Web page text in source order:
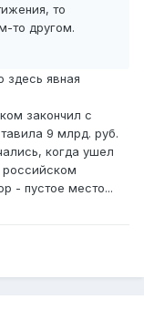
то
то другом.
здесь явная
закончил с
9 млрд. руб.
когда ушел
- пустое место...